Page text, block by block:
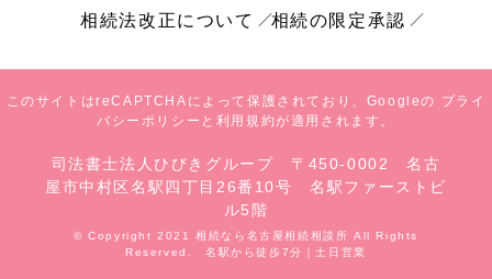
相続法改正について
相続の限定承認
このサイトはreCAPTCHAによって保護されており、Googleの プライ
バシーポリシー と 利用規約 が適用されます。
司法書士法人ひびきグループ 〒450-0002 名古
屋市中村区名駅四丁目26番10号 名駅ファーストビ
ル5階
© Copyright 2021 相続なら名古屋相続相談所 All Rights
Reserved. 名駅から徒歩7分｜土日営業